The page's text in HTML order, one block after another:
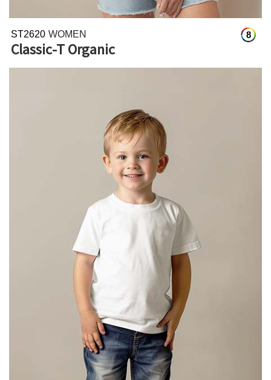
8
ST2620 WOMEN
Classic-T Organic